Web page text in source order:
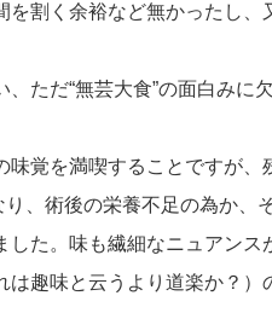
割く余裕など無かったし、
ただ“無芸大食”の面白みに
覚を満喫することですが、
、術後の栄養不足の為か、
た。味も繊細なニュアンス
趣味と云うより道楽か？）